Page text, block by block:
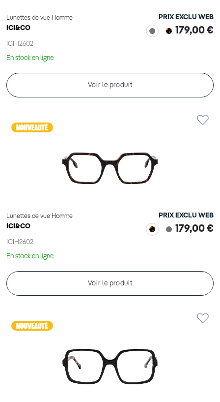
Lunettes de vue Homme
ICI&CO
ICIH2602
PRIX EXCLU WEB
179,00 €
En stock en ligne
Voir le produit
Lunettes de vue Homme
ICI&CO
ICIH2602
PRIX EXCLU WEB
179,00 €
En stock en ligne
Voir le produit